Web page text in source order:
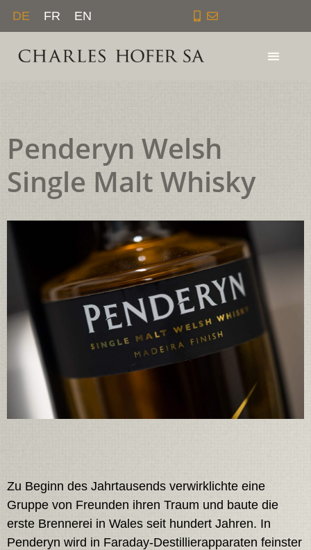
Zum
springen
DE FR EN
Penderyn Welsh
Single Malt Whisky
Zu Beginn des Jahrtausends verwirklichte eine
Gruppe von Freunden ihren Traum und baute die
erste Brennerei in Wales seit hundert Jahren. In
Penderyn wird in Faraday-Destillierapparaten feinster